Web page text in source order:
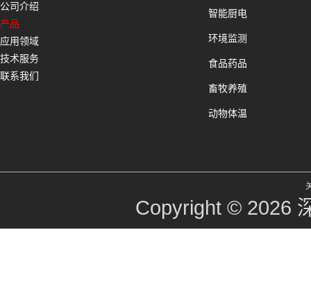
公司介绍
产品
应用领域
技术服务
联系我们
智能厨电
环境监测
食品药品
畜牧养殖
动物体温
Copyright © 2026